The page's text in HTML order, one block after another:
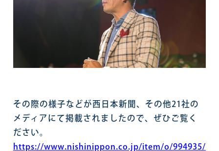
その際の様子などが西日本新聞、その他21社の
メディアにて掲載されましたので、ぜひご覧く
ださい。
https://www.nishinippon.co.jp/item/o/994935/